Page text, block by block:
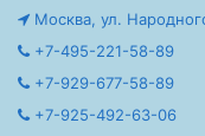
Москва, ул.
+7-495-221-58-89
+7-929-677-58-89
+7-925-492-63-06